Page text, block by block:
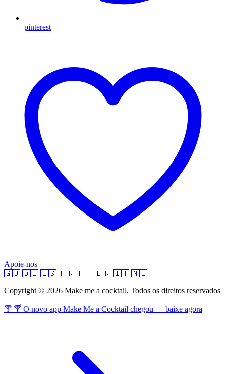
pinterest
Apoie-nos
🇬🇧 🇩🇪 🇪🇸 🇫🇷 🇵🇹 🇧🇷 🇮🇹 🇳🇱
Copyright © 2026 Make me a cocktail. Todos os direitos reservados
🍸 🍸 O novo app Make Me a Cocktail chegou — baixe agora